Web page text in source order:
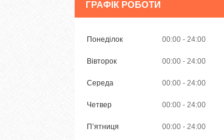
ГРАФІК РОБОТИ
Понеділок 00:00 24:00
Вівторок 00:00 24:00
Середа 00:00 24:00
Четвер 00:00 24:00
Пʼятниця 00:00 24:00